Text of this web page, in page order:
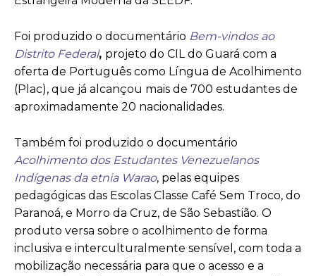
Foi produzido o documentário Bem-vindos ao
Distrito Federal, projeto do CIL do Guará com a
oferta de Português como Língua de Acolhimento
(Plac), que já alcançou mais de 700 estudantes de
aproximadamente 20 nacionalidades.
Também foi produzido o documentário
Acolhimento dos Estudantes Venezuelanos
Indígenas da etnia Warao, pelas equipes
pedagógicas das Escolas Classe Café Sem Troco, do
Paranoá, e Morro da Cruz, de São Sebastião. O
produto versa sobre o acolhimento de forma
inclusiva e interculturalmente sensível, com toda a
mobilização necessária para que o acesso e a